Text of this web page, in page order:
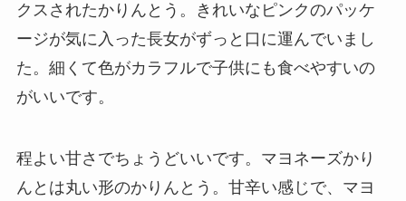
クスされたかりんとう。きれいなピンクのパッケ
ージが気に入った長女がずっと口に運んでいまし
た。細くて色がカラフルで子供にも食べやすいの
がいいです。
程よい甘さでちょうどいいです。マヨネーズかり
んとは丸い形のかりんとう。甘辛い感じで、マヨ